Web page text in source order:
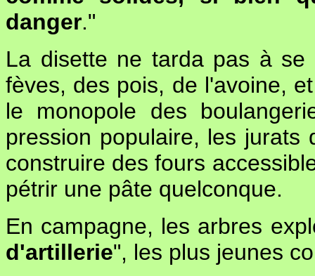
danger."
La disette ne tarda pas à
fèves, des pois, de l'avoine,
le monopole des
pression populaire, les jurats
construire des fours
pétrir une pâte quelconque.
En campagne, les arbres
d'artillerie", les plus jeunes